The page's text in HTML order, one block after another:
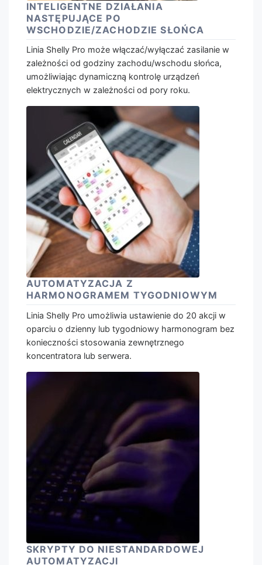
INTELIGENTNE DZIAŁANIA
NASTĘPUJĄCE PO
WSCHODZIE/ZACHODZIE SŁOŃCA
Linia Shelly Pro może włączać/wyłączać zasilanie w
zależności od godziny zachodu/wschodu słońca,
umożliwiając dynamiczną kontrolę urządzeń
elektrycznych w zależności od pory roku.
AUTOMATYZACJA Z
HARMONOGRAMEM TYGODNIOWYM
Linia Shelly Pro umożliwia ustawienie do 20 akcji w
oparciu o dzienny lub tygodniowy harmonogram bez
konieczności stosowania zewnętrznego
koncentratora lub serwera.
SKRYPTY DO NIESTANDARDOWEJ
AUTOMATYZACJI